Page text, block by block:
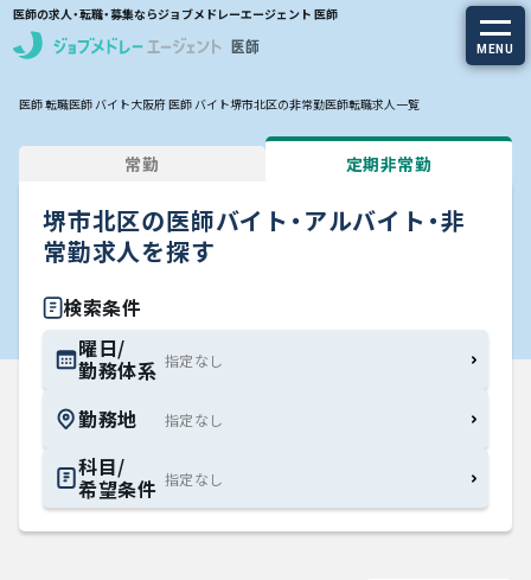
医師の求人・転職・募集ならジョブメドレーエージェント 医師
MENU
求人を探す
常勤の求人
定期非常勤の求人
特集から探す
エージェントサービス
エージェントサービスTOP
サービスの流れ
医師 転職医師 バイト大阪府 医師 バイト堺市北区の非常勤医師転職求人一覧
常勤 定期非常勤
堺市北区の医師バイト・アルバイト・非
常勤求人を探す
検索条件
曜日/
勤務体系
勤務地
科目/
希望条件